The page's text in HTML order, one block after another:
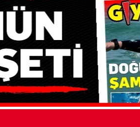
tecavüze ceza yağdı. Esendağli sert konuştu: